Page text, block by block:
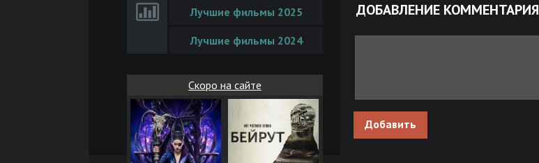
Лучшие фильмы 2025
Лучшие фильмы 2024
Скоро на сайте
ДОБАВЛЕНИЕ КОММЕНТАРИЯ
Добавить